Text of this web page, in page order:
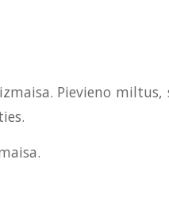
Pievieno miltus,